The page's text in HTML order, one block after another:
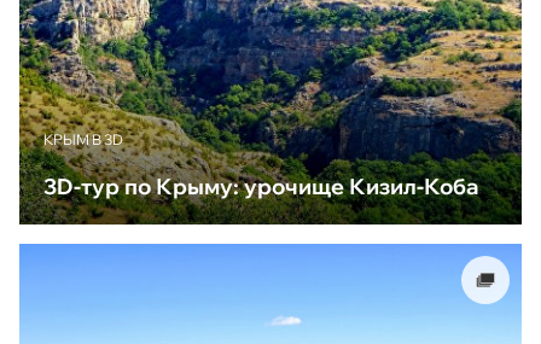
КРЫМ В 3D
3D-тур по Крыму: урочище Кизил-Коба